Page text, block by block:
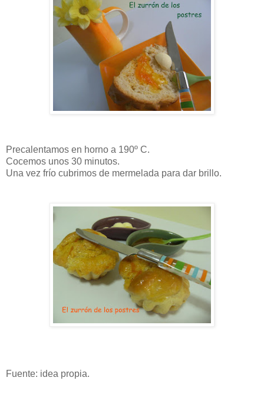
Precalentamos en horno a 190º C.
Cocemos unos 30 minutos.
Una vez frío cubrimos de mermelada para dar brillo.
Fuente: idea propia.